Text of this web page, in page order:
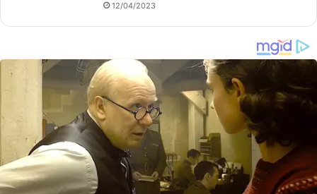
12/04/2023